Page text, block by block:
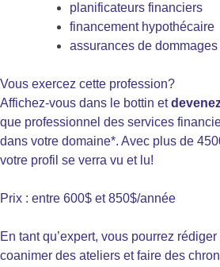
planificateurs financiers
financement hypothécaire
assurances de dommages
Vous exercez cette profession?
Affichez-vous dans le bottin et
que professionnel des services
dans votre domaine*. Avec plus de
votre profil se verra vu et lu!
Prix : entre 600$ et 850$/année
En tant qu’expert, vous pourrez
coanimer des ateliers et faire des